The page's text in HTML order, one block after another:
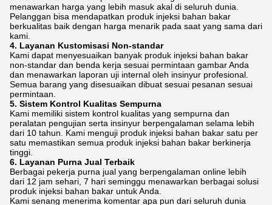
menawarkan harga yang lebih masuk akal di seluruh dunia.
Pelanggan bisa mendapatkan produk injeksi bahan bakar
berkualitas baik dengan harga menarik pada saat yang sama dari
kami.
4. Layanan Kustomisasi Non-standar
Kami dapat menyesuaikan banyak produk injeksi bahan bakar
non-standar dan benda kerja sesuai permintaan gambar Anda
dan menawarkan laporan uji internal oleh insinyur profesional.
Semua barang yang disesuaikan dibuat sesuai pesanan sesuai
permintaan.
5. Sistem Kontrol Kualitas Sempurna
Kami memiliki sistem kontrol kualitas yang sempurna dan
peralatan pengujian serta insinyur berpengalaman selama lebih
dari 10 tahun. Kami menguji produk injeksi bahan bakar satu per
satu memastikan semua produk injeksi bahan bakar berkinerja
tinggi.
6. Layanan Purna Jual Terbaik
Berbagai pekerja purna jual yang berpengalaman online lebih
dari 12 jam sehari, 7 hari seminggu menawarkan berbagai solusi
produk injeksi bahan bakar untuk Anda.
Kami senang menerima komentar apa pun dari seluruh dunia